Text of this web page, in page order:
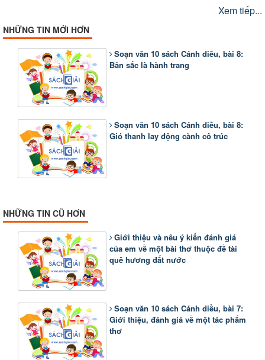
Xem tiếp...
NHỮNG TIN MỚI HƠN
Soạn văn 10 sách Cánh diều, bài 8:
Bản sắc là hành trang
Soạn văn 10 sách Cánh diều, bài 8:
Gió thanh lay động cành cô trúc
NHỮNG TIN CŨ HƠN
Giới thiệu và nêu ý kiến đánh giá
của em về một bài thơ thuộc đề tài
quê hương đất nước
Soạn văn 10 sách Cánh diều, bài 7:
Giới thiệu, đánh giá về một tác phẩm
thơ